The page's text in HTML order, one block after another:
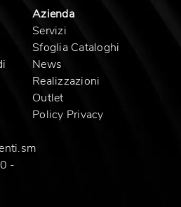
-
Azienda
Servizi
Sfoglia Cataloghi
News
Realizzazioni
Outlet
Policy Privacy